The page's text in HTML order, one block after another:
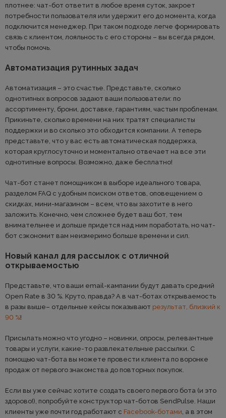
плотнее: чат-бот ответит в любое время суток, закроет
потребности пользователя или удержит его до момента, когда
подключится менеджер. При таком подходе легче формировать
связь с клиентом, лояльность с его стороны – вы всегда рядом,
чтобы помочь.
Автоматизация рутинных задач
Автоматизация – это счастье. Представьте, сколько
однотипных вопросов задают ваши пользователи: по
ассортименту, брони, доставке, гарантиям, частым проблемам.
Прикиньте, сколько времени на них тратят специалисты
поддержки и во сколько это обходится компании. А теперь
представьте, что у вас есть автоматическая поддержка,
которая круглосуточно и моментально отвечает на все эти
однотипные вопросы. Возможно, даже бесплатно!
Чат-бот станет помощником в выборе идеального товара,
разделом FAQ с удобным поиском ответов, оповещением о
скидках, мини-магазином – всем, что вы захотите в него
заложить. Конечно, чем сложнее будет ваш бот, тем
внимательнее и дольше придется над ним поработать, но чат-
бот сэкономит вам неизмеримо больше времени и сил.
Новый канал для рассылок с отличной
открываемостью
Представьте, что ваши email-кампании будут давать средний
Open Rate в 30 %. Круто, правда? А в чат-ботах открываемость
в разы выше– отдельные кейсы показывают результат, близкий к
90 %!
Присылать можно что угодно – новинки, опросы, релевантные
товары и услуги, какие-то развлекательные рассылки. С
помощью чат-бота вы можете провести клиента по воронке
продаж от первого знакомства до повторных покупок.
Если вы уже сейчас хотите создать своего первого бота (и это
здорово!), попробуйте конструктор чат-ботов SendPulse. Наши
клиенты уже почти год работают с Facebook-ботами, а в этом